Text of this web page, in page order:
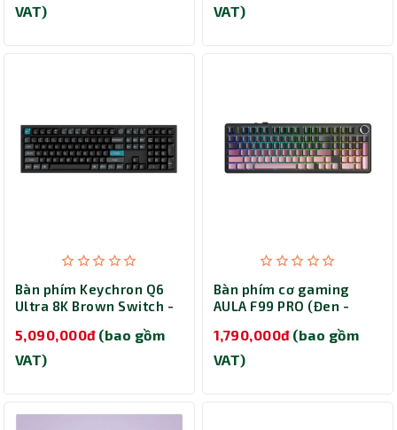
VAT)
VAT)
Bàn phím Keychron Q6
Ultra 8K Brown Switch -
5,090,000đ (bao gồm
VAT)
Bàn phím cơ gaming
AULA F99 PRO (Đen -
switch)
1,790,000đ (bao gồm
VAT)